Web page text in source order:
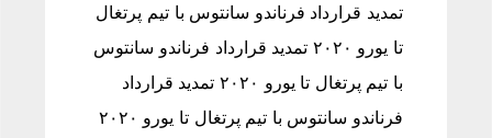
تمدید قرارداد فرناندو سانتوس با تیم پرتغال
تا یورو ۲۰۲۰ تمدید قرارداد فرناندو سانتوس
با تیم پرتغال تا یورو ۲۰۲۰ تمدید قرارداد
فرناندو سانتوس با تیم پرتغال تا یورو ۲۰۲۰